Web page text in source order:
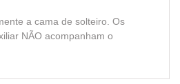
a cama de solteiro. Os
NÃO acompanham o